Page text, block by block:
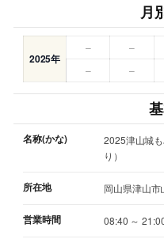
月
2025年
– –
–
–
名称(かな)
2025津山城
り）
所在地 岡山県津山市
営業時間 08:40 ～